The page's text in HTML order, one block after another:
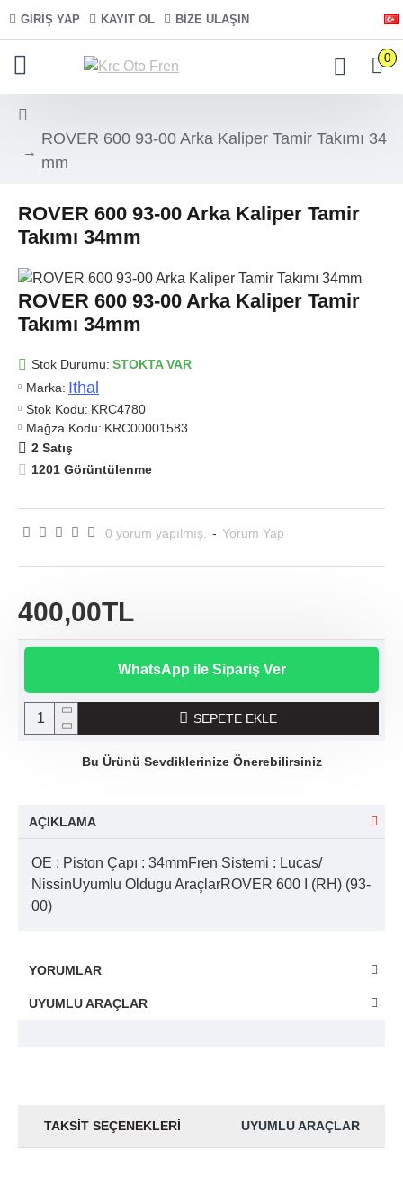
GIRIŞ YAP KAYIT OL BIZE ULAŞIN
0
ROVER 600 93-00 Arka Kaliper Tamir Takımı 34
mm
ROVER 600 93-00 Arka Kaliper Tamir
Takımı 34mm
ROVER 600 93-00 Arka Kaliper Tamir
Takımı 34mm
Stok Durumu: STOKTA VAR
Marka: Ithal
Stok Kodu: KRC4780
Mağza Kodu: KRC00001583
2 Satış
1201 Görüntülenme
0 yorum yapılmış. - Yorum Yap
400,00TL
WhatsApp ile Sipariş Ver
SEPETE EKLE
Bu Ürünü Sevdiklerinize Önerebilirsiniz
AÇIKLAMA
OE : Piston Çapı : 34mmFren Sistemi : Lucas/
NissinUyumlu Oldugu AraçlarROVER 600 I (RH) (93-
00)
YORUMLAR
UYUMLU ARAÇLAR
TAKSIT SEÇENEKLERI UYUMLU ARAÇLAR